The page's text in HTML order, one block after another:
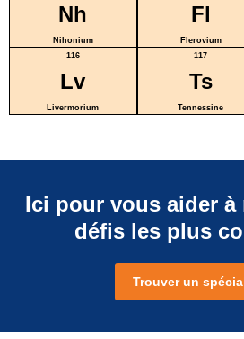
Nh
Nihonium
Fl
Flerovium
116
Lv
Livermorium
117
Ts
Tennessine
Ici pour vous aider à
défis les plus
Trouver un